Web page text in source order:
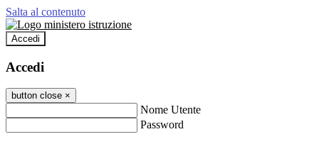
Salta al contenuto
Accedi
Accedi
button close ×
Nome Utente
Password